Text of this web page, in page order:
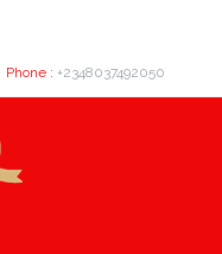
Phone : +2348037492050